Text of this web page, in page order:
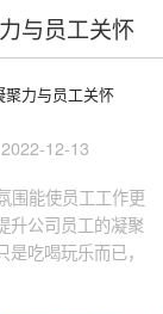
与员工关怀
聚力与员工关怀
2022-12-13
围能使员工工作更
升公司员工的凝聚
吃喝玩乐而已，